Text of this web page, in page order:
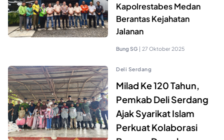
Kapolrestabes Medan
Berantas Kejahatan
Jalanan
Bung SG | 27 Oktober 2025
Deli Serdang
Milad Ke 120 Tahun,
Pemkab Deli Serdang
Ajak Syarikat Islam
Perkuat Kolaborasi